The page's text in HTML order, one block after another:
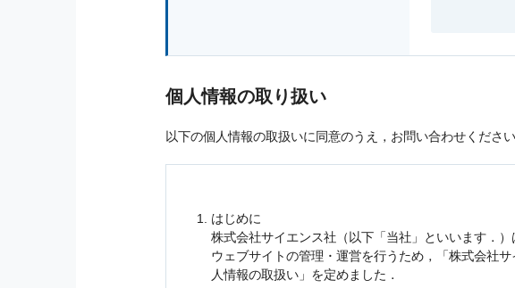
個人情報の取り扱い
以下の個人情報の取扱いに同意のうえ，お問い合わせください
はじめに
株式会社サイエンス社（以下「当社」といいます．）
ウェブサイトの管理・運営を行うため，「株式会社
人情報の取扱い」を定めました．